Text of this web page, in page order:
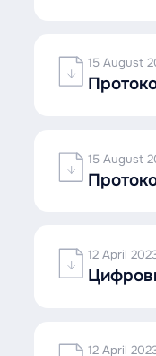
15 August
15 August
12 April
12 April